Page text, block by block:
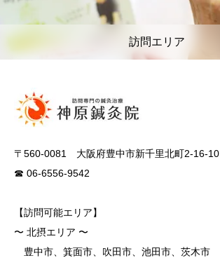
訪問エリア
〒560-0081 大阪府豊中市新千里北町2-16-10
☎ 06-6556-9542
【訪問可能エリア】
〜 北摂エリア 〜
豊中市、箕面市、吹田市、池田市、茨木市